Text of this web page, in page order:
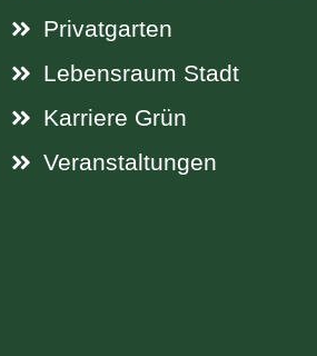
Privatgarten
Lebensraum Stadt
Karriere Grün
Veranstaltungen